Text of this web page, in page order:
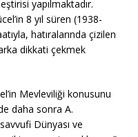
yapılmaktadır.
8 yıl süren (1938-
hatıralarında çizilen
dikkati çekmek
Mevleviliği konusunu
daha sonra A.
Dünyası ve